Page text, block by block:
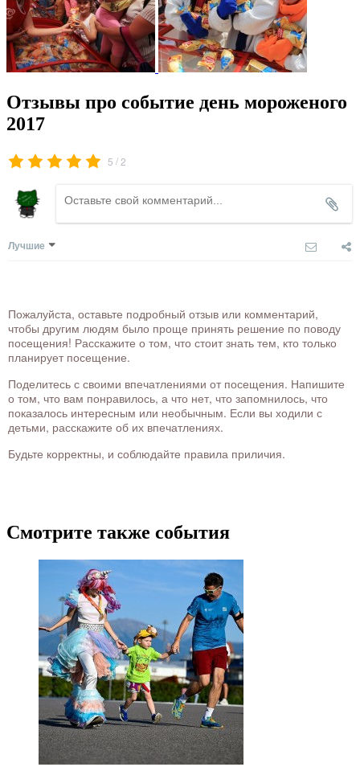
Отзывы про событие день мороженого
2017
5 /2
Лучшие
Пожалуйста, оставьте подробный отзыв или комментарий,
чтобы другим людям было проще принять решение по поводу
посещения! Расскажите о том, что стоит знать тем, кто только
планирует посещение.
Поделитесь с своими впечатлениями от посещения. Напишите
о том, что вам понравилось, а что нет, что запомнилось, что
показалось интересным или необычным. Если вы ходили с
детьми, расскажите об их впечатлениях.
Будьте корректны, и соблюдайте правила приличия.
Смотрите также события